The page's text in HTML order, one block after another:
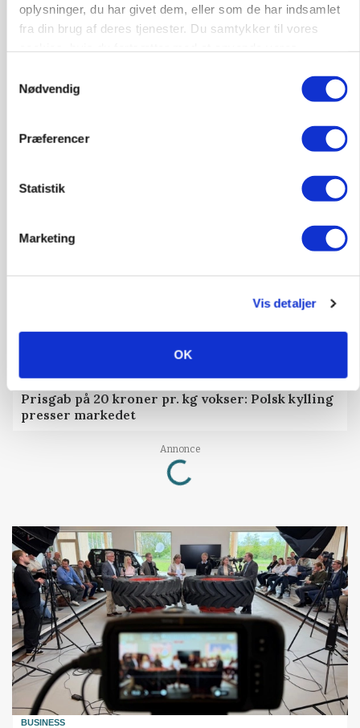
oplysninger, du har givet dem, eller som de har indsamlet
fra din brug af deres tjenester. Du samtykker til vores
Nødvendig
Præferencer
Statistik
Marketing
Vis detaljer
OK
Kun landbruget selv kan beslutte, om man vil
Prisgab på 20 kroner pr. kg vokser: Polsk kylling
presser markedet
Annonce
Loading...
BUSINESS